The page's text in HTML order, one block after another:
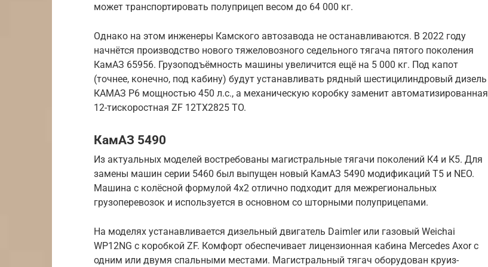
может транспортировать полуприцеп весом до 64 000 кг.
Однако на этом инженеры Камского автозавода не останавливаются. В 2022 году
начнётся производство нового тяжеловозного седельного тягача пятого поколения
КамАЗ 65956. Грузоподъёмность машины увеличится ещё на 5 000 кг. Под капот
(точнее, конечно, под кабину) будут устанавливать рядный шестицилиндровый дизель
КАМАЗ Р6 мощностью 450 л.с., а механическую коробку заменит автоматизированная
12-тискоростная ZF 12TX2825 TO.
КамАЗ 5490
Из актуальных моделей востребованы магистральные тягачи поколений К4 и К5. Для
замены машин серии 5460 был выпущен новый КамАЗ 5490 модификаций Т5 и NEO.
Машина с колёсной формулой 4х2 отлично подходит для межрегиональных
грузоперевозок и используется в основном со шторными полуприцепами.
На моделях устанавливается дизельный двигатель Daimler или газовый Weichai
WP12NG с коробкой ZF. Комфорт обеспечивает лицензионная кабина Mercedes Axor с
одним или двумя спальными местами. Магистральный тягач оборудован круиз-